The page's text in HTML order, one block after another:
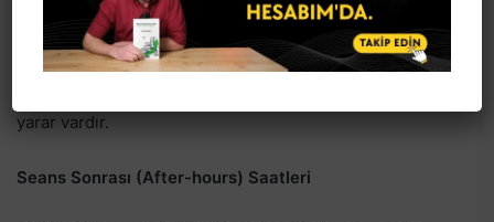
da önceden duyurulmuş ekonomik veriler sonrasında
daha yoğun olabilmektedir. Ancak, ön seans işlemleri
genellikle daha düşük likiditeye sahip olduğu için fiyat
yarar vardır.
Seans Sonrası (After-hours) Saatleri